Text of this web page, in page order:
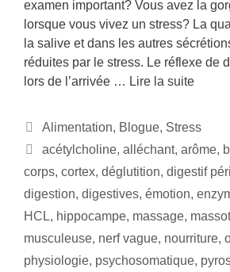
examen important? Vous avez la
lorsque vous vivez un stress? La
la salive et dans les autres
réduites par le stress. Le réflexe de
lors de l’arrivée … Lire la suite
Alimentation, Blogue, Stress
acétylcholine, alléchant, arôme,
corps, cortex, déglutition, digestif
digestion, digestives, émotion,
HCL, hippocampe, massage,
musculeuse, nerf vague, nourriture,
physiologie, psychosomatique,